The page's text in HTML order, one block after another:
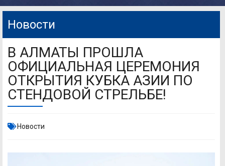
Новости
В АЛМАТЫ ПРОШЛА
ОФИЦИАЛЬНАЯ ЦЕРЕМОНИЯ
ОТКРЫТИЯ КУБКА АЗИИ ПО
СТЕНДОВОЙ СТРЕЛЬБЕ!
Новости